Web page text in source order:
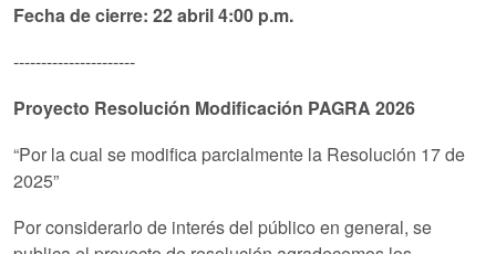
Fecha de cierre: 22 abril 4:00 p.m.
----------------------
Proyecto Resolución Modificación PAGRA 2026
“Por la cual se modifica parcialmente la Resolución 17 de
2025”
Por considerarlo de interés del público en general, se